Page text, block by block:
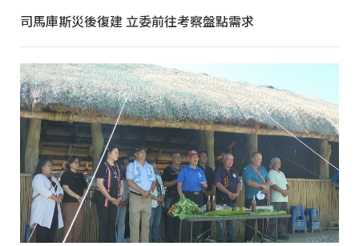
司馬庫斯災後復建 立委前往考察盤點需求